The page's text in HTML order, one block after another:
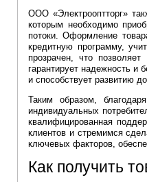
ООО «Электрооптторг»
которым необходимо
потоки. Оформление
кредитную программу,
прозрачен, что
гарантирует надежность и
и способствует развитию
Таким образом,
индивидуальных
квалифицированная
клиентов и стремимся
ключевых факторов,
Как получить